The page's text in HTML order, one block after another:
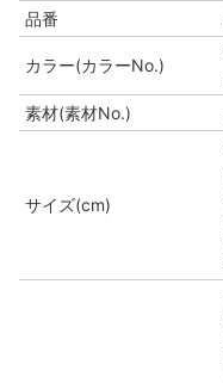
品番
カラー(カラーNo.)
素材(素材No.)
サイズ(cm)